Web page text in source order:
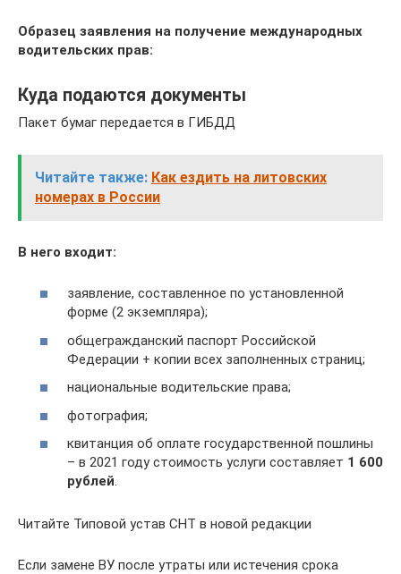
Образец заявления на получение международных
водительских прав:
Куда подаются документы
Пакет бумаг передается в ГИБДД
Читайте также: Как ездить на литовских
номерах в России
В него входит:
заявление, составленное по установленной
форме (2 экземпляра);
общегражданский паспорт Российской
Федерации + копии всех заполненных страниц;
национальные водительские права;
фотография;
квитанция об оплате государственной пошлины
– в 2021 году стоимость услуги составляет 1 600
рублей.
Читайте Типовой устав СНТ в новой редакции
Если замене ВУ после утраты или истечения срока